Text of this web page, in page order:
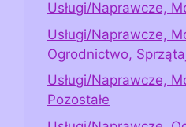
Usługi/Naprawcze,
Usługi/Naprawcze,
Ogrodnictwo,
Usługi/Naprawcze,
Pozostałe